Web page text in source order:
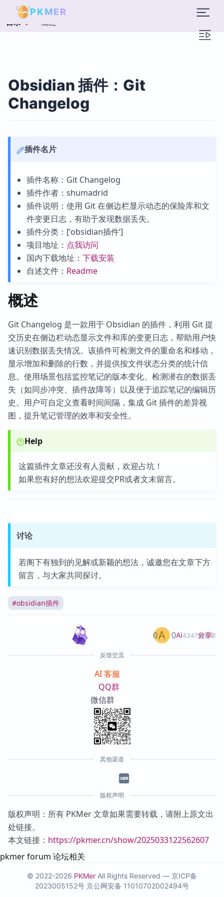
PKMER
目录 概述
Obsidian 插件：Git
Changelog
插件名片
插件名称：Git Changelog
插件作者：shumadrid
插件说明：使用 Git 在侧边栏显示动态的保险库和文
件变更日志，有助于发现数据丢失。
插件分类：[‘obsidian插件’]
项目地址： 点我访问
国内下载地址： 下载安装
自述文件： Readme
概述
Git Changelog 是一款用于 Obsidian 的插件，利用 Git 提
交历史在侧边栏动态显示文件和库的变更日志，帮助用户快
速识别数据丢失情况。该插件可检测文件的重命名和移动，
显示增加和删除的行数，并提供按文件状态分类的统计信
息。使用场景包括监控笔记的版本变化、检测潜在的数据丢
失（如同步冲突、插件故障等）以及便于追踪笔记的编辑历
史。用户可自定义查看时间间隔，集成 Git 插件的差异视
图，提升笔记管理的效率和安全性。
Help
这篇插件文章还没有人贡献，欢迎占坑！
如果您有好的想法欢迎提交PR或者文末留言。
讨论
若阁下有独到的见解或新颖的想法，诚邀您在文章下方
留言，与大家共同探讨。
#obsidian插件
AI4347篇文章
0 0 分享
反馈交流
AI 客服
QQ群
微信群
其他渠道
版权声明
版权声明：所有 PKMer 文章如果需要转载，请附上原文出
处链接。
本文链接： https://pkmer.cn/show/2025033122562607
pkmer forum 论坛相关
© 2022-2026 PKMer All Rights Reserved — 京ICP备
2023005152号 京公网安备 11010702002494号